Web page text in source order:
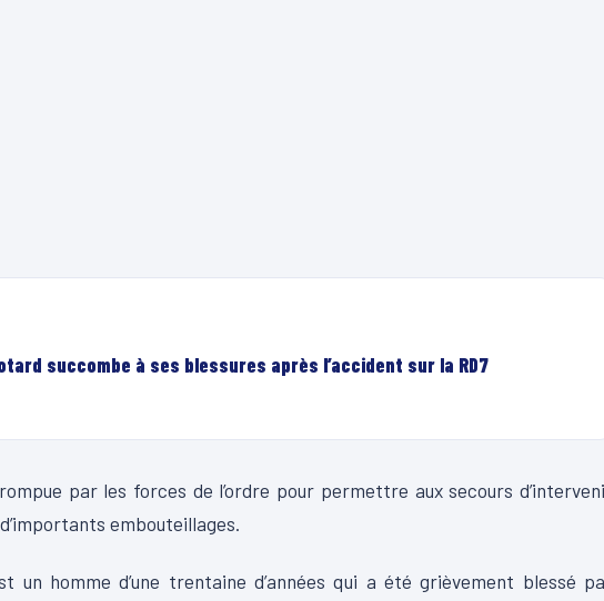
succombe à ses blessures après l’accident sur la RD7
par les forces de l’ordre pour permettre aux secours
embouteillages.
un homme d’une trentaine d’années qui a été grièvement blessé